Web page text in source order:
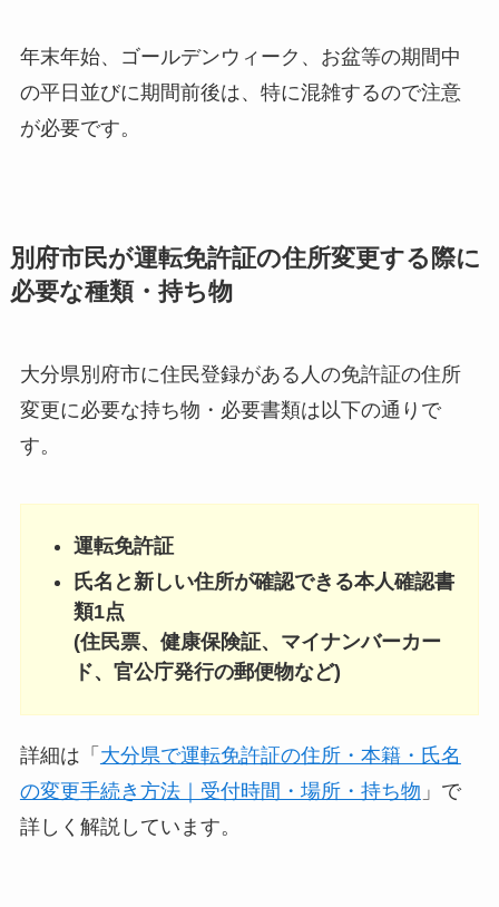
年末年始、ゴールデンウィーク、お盆等の期間中
の平日並びに期間前後は、特に混雑するので注意
が必要です。
別府市民が運転免許証の住所変更する際に
必要な種類・持ち物
大分県別府市に住民登録がある人の免許証の住所
変更に必要な持ち物・必要書類は以下の通りで
す。
運転免許証
氏名と新しい住所が確認できる本人確認書
類1点
(住民票、健康保険証、マイナンバーカー
ド、官公庁発行の郵便物など)
詳細は「 大分県で運転免許証の住所・本籍・氏名
の変更手続き方法｜受付時間・場所・持ち物 」で
詳しく解説しています。